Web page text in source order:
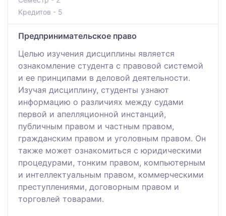
Кредитов - 5
Предпринимательское право
Целью изучения дисциплины является
ознакомление студента с правовой системой
и ее принципами в деловой деятельности.
Изучая дисциплину, студенты узнают
информацию о различиях между судами
первой и апелляционной инстанций,
публичным правом и частным правом,
гражданским правом и уголовным правом. Он
также может ознакомиться с юридическими
процедурами, тонким правом, компьютерным
и интеллектуальным правом, коммерческими
преступлениями, договорным правом и
торговлей товарами.